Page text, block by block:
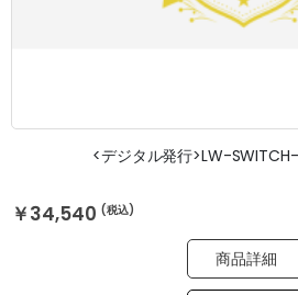
<デジタル発行>LW-
￥34,540
商品詳細